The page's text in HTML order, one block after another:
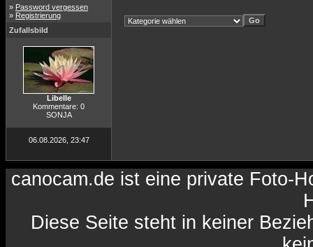
» Password vergessen
» Registrierung
Zufallsbild
Libelle
Kommentare: 0
SONJA
06.08.2026, 23:47
canocam.de ist eine private Foto-
Diese Seite steht in keiner